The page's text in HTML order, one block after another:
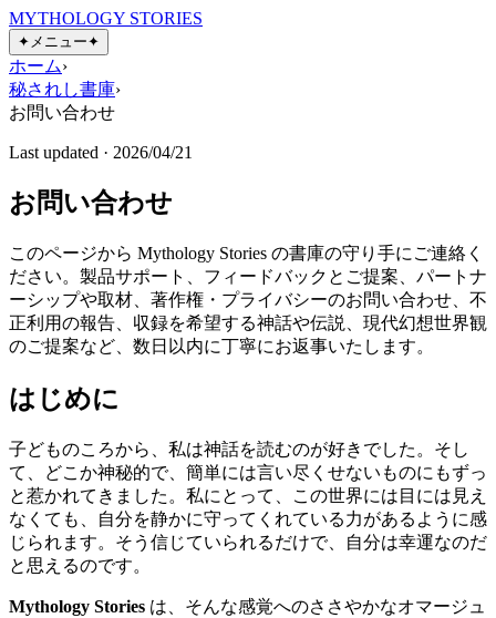
MYTHOLOGY STORIES
✦ メニュー✦
ホーム›
秘されし書庫›
お問い合わせ
Last updated · 2026/04/21
お問い合わせ
このページから Mythology Stories の書庫の守り手にご連絡く
ださい。製品サポート、フィードバックとご提案、パートナ
ーシップや取材、著作権・プライバシーのお問い合わせ、不
正利用の報告、収録を希望する神話や伝説、現代幻想世界観
のご提案など、数日以内に丁寧にお返事いたします。
はじめに
子どものころから、私は神話を読むのが好きでした。そし
て、どこか神秘的で、簡単には言い尽くせないものにもずっ
と惹かれてきました。私にとって、この世界には目には見え
なくても、自分を静かに守ってくれている力があるように感
じられます。そう信じていられるだけで、自分は幸運なのだ
と思えるのです。
Mythology Stories は、そんな感覚へのささやかなオマージュ